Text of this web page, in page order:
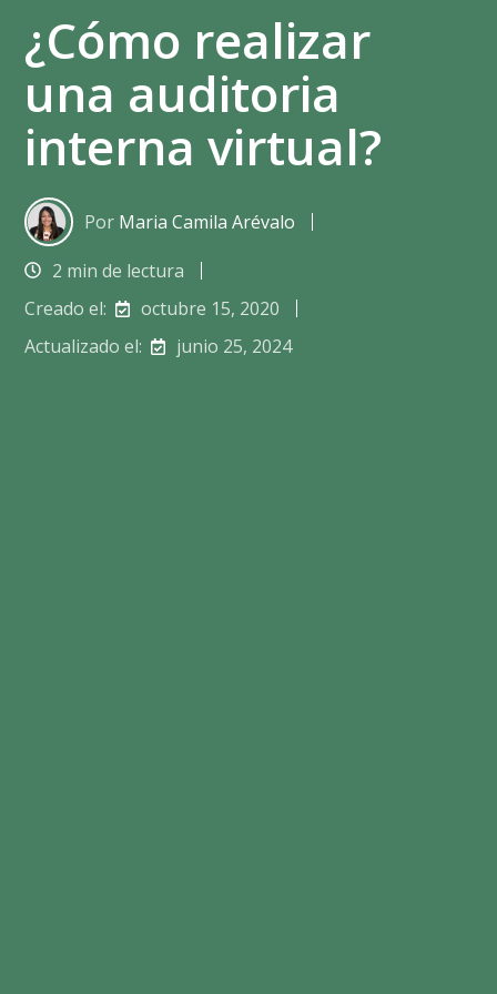
¿Cómo realizar
una auditoria
interna virtual?
Por Maria Camila Arévalo
2 min de lectura
Creado el:
octubre 15, 2020
Actualizado el:
junio 25, 2024